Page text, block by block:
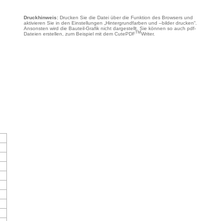
Druckhinweis: Drucken Sie die Datei über die Funktion des Browsers und
aktivieren Sie in den Einstellungen „Hintergrundfarben und –bilder drucken“.
Ansonsten wird die Bauteil-Grafik nicht dargestellt. Sie können so auch pdf-
Dateien erstellen, zum Beispiel mit dem CutePDFTMWriter.